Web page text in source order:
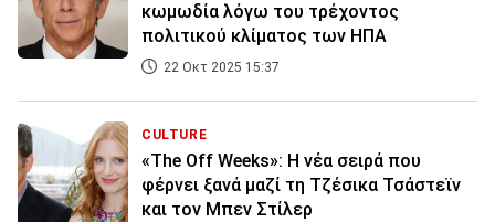
κωμωδία λόγω του τρέχοντος
πολιτικού κλίματος των ΗΠΑ
22 Οκτ 2025 15:37
CULTURE
«The Off Weeks»: Η νέα σειρά που
φέρνει ξανά μαζί τη Τζέσικα Τσάστεϊν
και τον Μπεν Στίλερ